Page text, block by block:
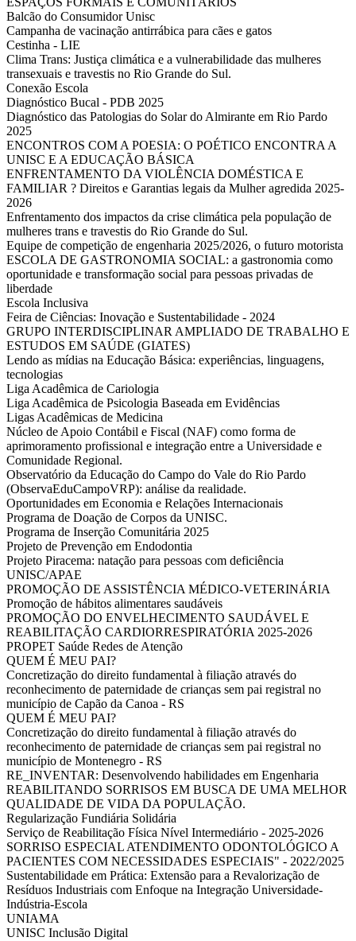
Balcão do Consumidor Unisc
Campanha de vacinação antirrábica para cães e gatos
Cestinha - LIE
Clima Trans: Justiça climática e a vulnerabilidade das mulheres
transexuais e travestis no Rio Grande do Sul.
Conexão Escola
Diagnóstico Bucal - PDB 2025
Diagnóstico das Patologias do Solar do Almirante em Rio Pardo
2025
ENCONTROS COM A POESIA: O POÉTICO ENCONTRA A
UNISC E A EDUCAÇÃO BÁSICA
ENFRENTAMENTO DA VIOLÊNCIA DOMÉSTICA E
FAMILIAR ? Direitos e Garantias legais da Mulher agredida 2025-
2026
Enfrentamento dos impactos da crise climática pela população de
mulheres trans e travestis do Rio Grande do Sul.
Equipe de competição de engenharia 2025/2026, o futuro motorista
ESCOLA DE GASTRONOMIA SOCIAL: a gastronomia como
oportunidade e transformação social para pessoas privadas de
liberdade
Escola Inclusiva
Feira de Ciências: Inovação e Sustentabilidade - 2024
GRUPO INTERDISCIPLINAR AMPLIADO DE TRABALHO E
ESTUDOS EM SAÚDE (GIATES)
Lendo as mídias na Educação Básica: experiências, linguagens,
tecnologias
Liga Acadêmica de Cariologia
Liga Acadêmica de Psicologia Baseada em Evidências
Ligas Acadêmicas de Medicina
Núcleo de Apoio Contábil e Fiscal (NAF) como forma de
aprimoramento profissional e integração entre a Universidade e
Comunidade Regional.
Observatório da Educação do Campo do Vale do Rio Pardo
(ObservaEduCampoVRP): análise da realidade.
Oportunidades em Economia e Relações Internacionais
Programa de Doação de Corpos da UNISC.
Programa de Inserção Comunitária 2025
Projeto de Prevenção em Endodontia
Projeto Piracema: natação para pessoas com deficiência
UNISC/APAE
PROMOÇÃO DE ASSISTÊNCIA MÉDICO-VETERINÁRIA
Promoção de hábitos alimentares saudáveis
PROMOÇÃO DO ENVELHECIMENTO SAUDÁVEL E
REABILITAÇÃO CARDIORRESPIRATÓRIA 2025-2026
PROPET Saúde Redes de Atenção
QUEM É MEU PAI?
Concretização do direito fundamental à filiação através do
reconhecimento de paternidade de crianças sem pai registral no
município de Capão da Canoa - RS
QUEM É MEU PAI?
Concretização do direito fundamental à filiação através do
reconhecimento de paternidade de crianças sem pai registral no
município de Montenegro - RS
RE_INVENTAR: Desenvolvendo habilidades em Engenharia
REABILITANDO SORRISOS EM BUSCA DE UMA MELHOR
QUALIDADE DE VIDA DA POPULAÇÃO.
Regularização Fundiária Solidária
Serviço de Reabilitação Física Nível Intermediário - 2025-2026
SORRISO ESPECIAL ATENDIMENTO ODONTOLÓGICO A
PACIENTES COM NECESSIDADES ESPECIAIS" - 2022/2025
Sustentabilidade em Prática: Extensão para a Revalorização de
Resíduos Industriais com Enfoque na Integração Universidade-
Indústria-Escola
UNIAMA
UNISC Inclusão Digital